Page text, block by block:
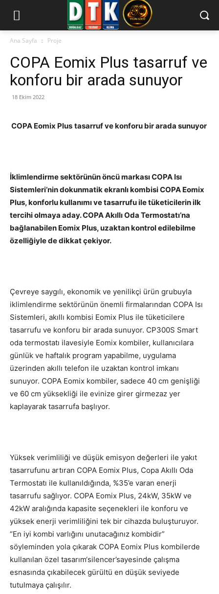
Ana Sayfa Proje
COPA Eomix Plus tasarruf ve
konforu bir arada sunuyor
18 Ekim 2022
COPA Eomix Plus tasarruf ve konforu bir arada sunuyor
İklimlendirme sektörünün öncü markası COPA Isı
Sistemleri’nin dokunmatik ekranlı kombisi COPA Eomix
Plus, konforlu kullanımı ve tasarrufu ile tüketicilerin ilk
tercihi olmaya aday. COPA Akıllı Oda Termostatı’na
bağlanabilen Eomix Plus, uzaktan kontrol edilebilme
özelliğiyle de dikkat çekiyor.
Çevreye saygılı, ekonomik ve yenilikçi ürün grubuyla
iklimlendirme sektörünün önemli firmalarından COPA Isı
Sistemleri, akıllı kombisi Eomix Plus ile tüketicilere
tasarrufu ve konforu bir arada sunuyor. CP300S Smart
oda termostatı ilavesiyle Eomix kombiler, kullanıcılara
günlük ve haftalık program yapabilme, uygulama
üzerinden akıllı telefon ile uzaktan kontrol imkanı
sunuyor. COPA Eomix kombiler, sadece 40 cm genişliği
ve 60 cm yüksekliği ile evinize girer girmezaz yer
kaplayarak tasarrufa başlıyor.
Yüksek verimliliği ve düşük emisyon değerleri ile yakıt
tasarrufunu artıran COPA Eomix Plus, Copa Akıllı Oda
Termostatı ile kullanıldığında, %35’e varan enerji
tasarrufu sağlıyor. COPA Eomix Plus, 24kW, 35kW ve
42kW aralığında kapasite seçenekleri ile konforu ve
yüksek enerji verimliliğini tek bir cihazda buluşturuyor.
“En iyi kombi varlığını unutacağınız kombidir”
söyleminden yola çıkarak COPA Eomix Plus kombilerde
kullanılan özel tasarım‘silencer’sayesinde çalışma
esnasında çıkabilecek gürültü en düşük seviyede
tutulmaya çalışılır.